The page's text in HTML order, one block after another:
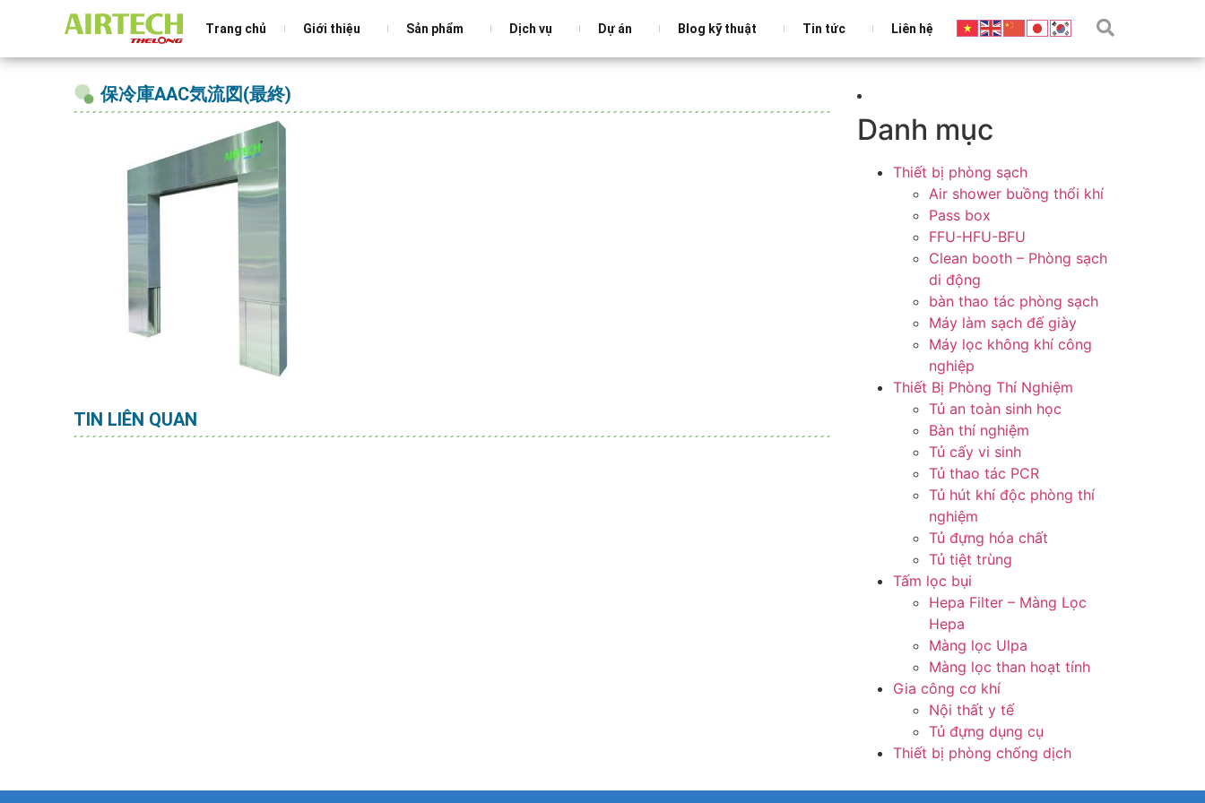
Trang chủ Giới thiệu Sản phẩm Dịch vụ Dự án Blog kỹ thuật Tin tức Liên hệ
保冷庫AAC気流図(最終)
TIN LIÊN QUAN
Danh mục
Thiết bị phòng sạch
Air shower buồng thổi khí
Pass box
FFU-HFU-BFU
Clean booth – Phòng sạch
di động
bàn thao tác phòng sạch
Máy làm sạch đế giày
Máy lọc không khí công
nghiệp
Thiết Bị Phòng Thí Nghiệm
Tủ an toàn sinh học
Bàn thí nghiệm
Tủ cấy vi sinh
Tủ thao tác PCR
Tủ hút khí độc phòng thí
nghiệm
Tủ đựng hóa chất
Tủ tiệt trùng
Tấm lọc bụi
Hepa Filter – Màng Lọc
Hepa
Màng lọc Ulpa
Màng lọc than hoạt tính
Gia công cơ khí
Nội thất y tế
Tủ đựng dụng cụ
Thiết bị phòng chống dịch